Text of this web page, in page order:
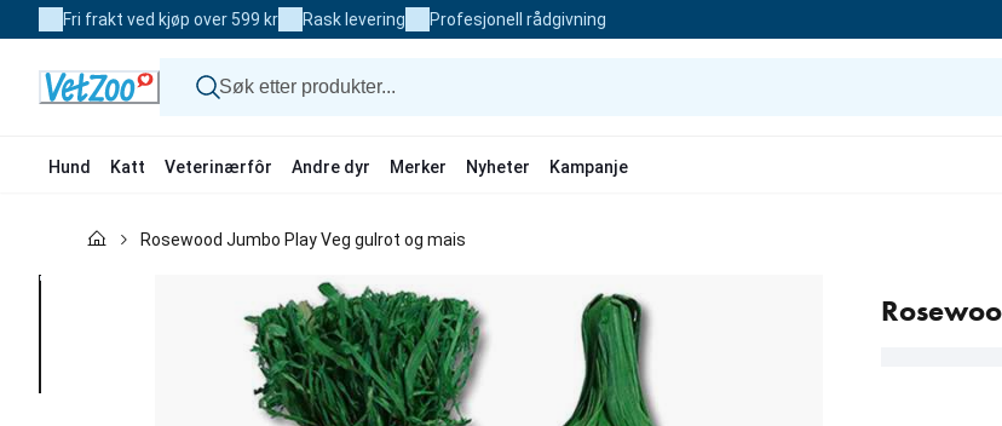
to
Fri frakt ved kjøp over 599 kr Rask levering Profesjonell rådgivning
Hund Katt Veterinærfôr Andre dyr Merker Nyheter Kampanje
Rosewood Jumbo Play Veg gulrot og mais